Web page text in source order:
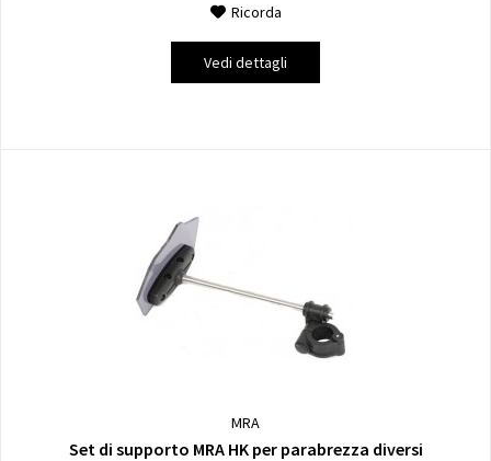
Ricorda
Vedi dettagli
MRA
Set di supporto MRA HK per parabrezza diversi